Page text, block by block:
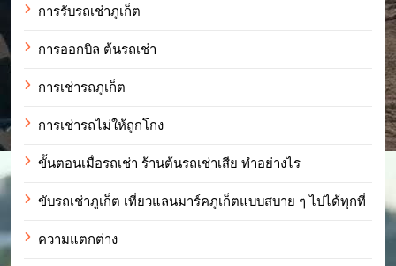
การรับรถเช่าภูเก็ต
การออกบิล ต้นรถเช่า
การเช่ารถภูเก็ต
การเช่ารถไม่ให้ถูกโกง
ขั้นตอนเมื่อรถเช่า ร้านต้นรถเช่าเสีย ทำอย่างไร
ขับรถเช่าภูเก็ต เที่ยวแลนมาร์คภูเก็ตแบบสบาย ๆ ไปได้ทุกที่
ความแตกต่าง